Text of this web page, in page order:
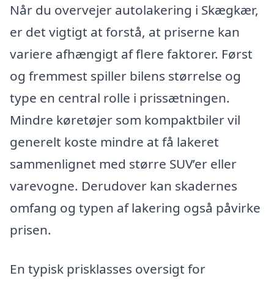
Når du overvejer autolakering i Skægkær,
er det vigtigt at forstå, at priserne kan
variere afhængigt af flere faktorer. Først
og fremmest spiller bilens størrelse og
type en central rolle i prissætningen.
Mindre køretøjer som kompaktbiler vil
generelt koste mindre at få lakeret
sammenlignet med større SUV’er eller
varevogne. Derudover kan skadernes
omfang og typen af lakering også påvirke
prisen.
En typisk prisklasses oversigt for